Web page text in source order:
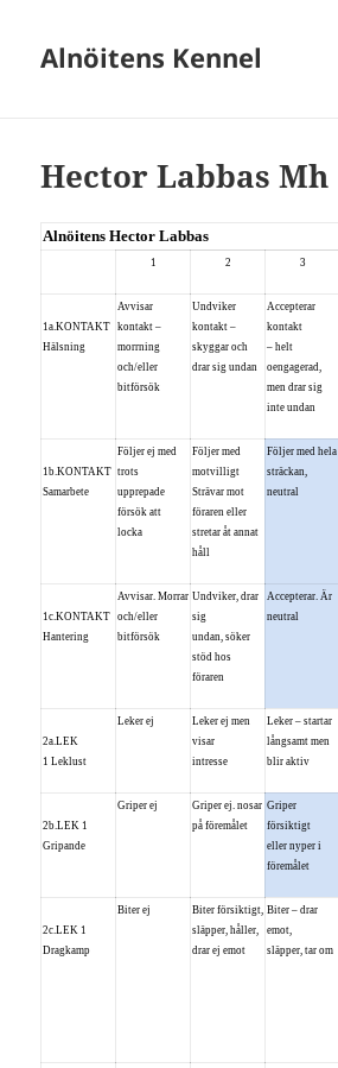
Alnöitens Kennel
Hector Labbas Mh
Alnöitens Hector Labbas
1 2 3
1a.KONTAKT
Hälsning
Avvisar
kontakt –
morrning
och/eller
bitförsök
Undviker
kontakt –
skyggar och
drar sig undan
Accepterar
kontakt
– helt
oengagerad,
men drar sig
inte undan
1b.KONTAKT
Samarbete
Följer ej med
trots
upprepade
försök att
locka
Följer med
motvilligt
Strävar mot
föraren eller
stretar åt annat
håll
Följer med hela
sträckan,
neutral
1c.KONTAKT
Hantering
Avvisar. Morrar
och/eller
bitförsök
Undviker, drar
sig
undan, söker
stöd hos
föraren
Accepterar. Är
neutral
2a.LEK
1 Leklust
Leker ej
Leker ej men
visar
intresse
Leker – startar
långsamt men
blir aktiv
2b.LEK 1
Gripande
Griper ej
Griper ej. nosar
på föremålet
Griper
försiktigt
eller nyper i
föremålet
2c.LEK 1
Dragkamp
Biter ej
Biter försiktigt,
släpper, håller,
drar ej emot
Biter – drar
emot,
släpper, tar om